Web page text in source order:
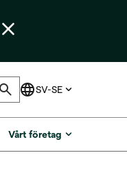
Vårt företag